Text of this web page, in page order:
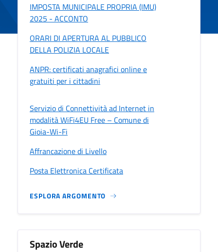
IMPOSTA MUNICIPALE PROPRIA (IMU)
2025 - ACCONTO
ORARI DI APERTURA AL PUBBLICO
DELLA POLIZIA LOCALE
ANPR: certificati anagrafici online e
gratuiti per i cittadini
Servizio di Connettività ad Internet in
modalità WiFi4EU Free – Comune di
Gioia-Wi-Fi
Affrancazione di Livello
Posta Elettronica Certificata
ESPLORA ARGOMENTO
Spazio Verde